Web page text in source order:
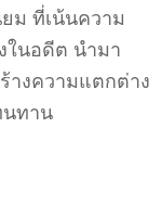
ม ที่เน้นความ
ในอดีต นำมา
างความแตกต่าง
นทาน